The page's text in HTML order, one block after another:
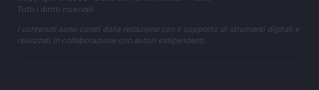
Tutti i diritti riservati
I contenuti sono curati dalla redazione con il supporto di strumenti digitali e
realizzati in collaborazione con autori indipendenti.